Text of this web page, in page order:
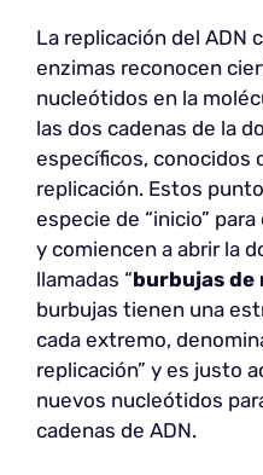
La replicación del ADN
enzimas reconocen
nucleótidos en la
las dos cadenas de la
específicos, conocidos
replicación. Estos
especie de “inicio”
y comiencen a abrir la
llamadas “burbujas de
burbujas tienen una
cada extremo,
replicación” y es justo
nuevos nucleótidos
cadenas de ADN.